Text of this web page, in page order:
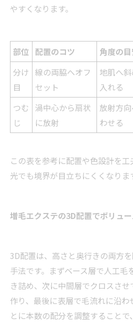
やすくなります。
部位 配置のコツ 角度の
分け
目
線の両脇へオフ
セット
地肌へ
入れる
つむ
じ
渦中心から扇状
に放射
放射方
わせる
この表を参考に配置や色設計を
光でも境界が目立ちにくくなりま
増毛エクステの3D配置でボリュ
3D配置は、高さと奥行きの両方
手法です。まずベース層で人工毛
き詰め、次に中間層でクロスさ
作り、最後に表層で毛流れに沿
とに本数の配分を調整することで、